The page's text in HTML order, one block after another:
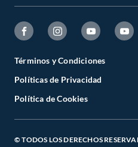
Términos y Condiciones
Políticas de Privacidad
Política de Cookies
© TODOS LOS DERECHOS